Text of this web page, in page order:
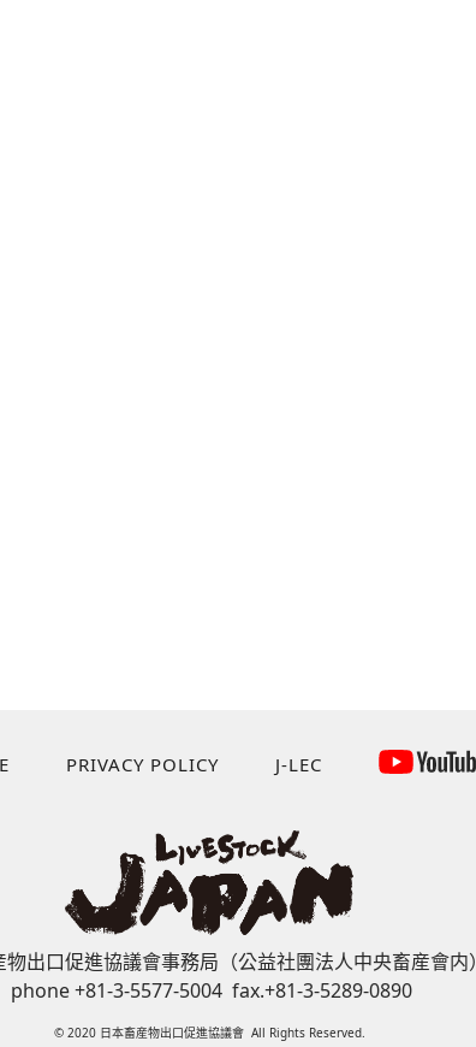
PRIVACY POLICY J-LEC
物出口促進協議會事務局（公益社團法人中央畜産會内）
phone +81-3-5577-5004 fax.+81-3-5289-0890
© 2020 日本畜産物出口促進協議會 All Rights Reserved.